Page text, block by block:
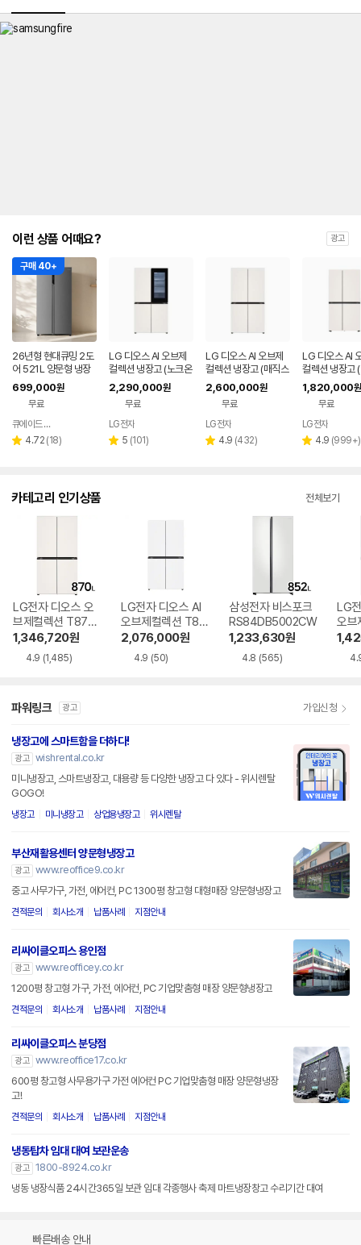
이런 상품 어때요? 광고
구매 40+
26년형 현대큐밍 2도
어 521L 양문형 냉장
고 실버 가정용 사무실
QRSE52TSS3Y
699,000원
무료
큐에이드 스토어
별 4.72 리
(18)
LG 디오스 AI 오브제
컬렉션 냉장고 (노크온
매직스페이스) T876
MEE412
2,290,000원
무료
LG전자
별 5 리
(101)
LG 디오스 AI 오브제
컬렉션 냉장고 (매직스
페이스) T876MEE1
H1
2,600,000원
무료
LG전자
별 4.9 리
(432)
LG 디오스 AI
컬렉션 냉장고
형, 매직스페이
34MEE111
1,820,000원
무료
LG전자
별 4.9 리
(999+)
카테고리 인기상품 전체보기
LG전자 디오스 오
브제컬렉션 T873
MEE111
1,346,720원
4.9 (1,485)
LG전자 디오스 AI
오브제컬렉션 T87
6MQQ1H1
2,076,000원
4.9 (50)
삼성전자 비스포크
RS84DB5002CW
1,233,630원
4.8 (565)
LG
오브
파워링크 광고 가입신청
냉장고에 스마트함을 더하다!
광고 wishrental.co.kr
미니냉장고, 스마트냉장고, 대용량 등 다양한 냉장고 다 있다 - 위시렌탈
GOGO!
냉장고 미니냉장고 상업용냉장고 위시렌탈
부산재활용센터 양문형냉장고
광고 www.reoffice9.co.kr
중고 사무가구, 가전, 에어컨, PC 1300평 창고형 대형매장 양문형냉장고
견적문의 회사소개 납품사례 지점안내
리싸이클오피스 용인점
광고 www.reofficey.co.kr
1200평 창고형 가구, 가전, 에어컨, PC 기업맞춤형 매장 양문형냉장고
견적문의 회사소개 납품사례 지점안내
리싸이클오피스 분당점
광고 www.reoffice17.co.kr
600평 창고형 사무용가구 가전 에어컨 PC 기업맞춤형 매장 양문형냉장
고!
견적문의 회사소개 납품사례 지점안내
냉동탑차 임대 대여 보관운송
광고 1800-8924.co.kr
냉동 냉장식품 24시간365일 보관 임대 각종행사 축제 마트냉장창고 수리기간 대여
빠른배송 안내